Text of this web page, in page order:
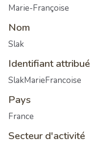
Marie-Françoise
Nom
Slak
Identifiant attribué
SlakMarieFrancoise
Pays
France
Secteur d'activité